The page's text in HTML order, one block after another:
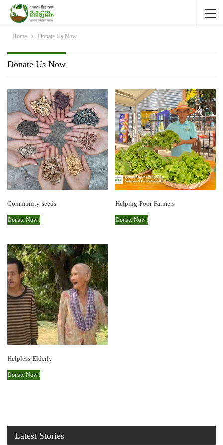
Home Donate Us Now
Donate Us Now
Community seeds
Donate Now!
Helping Poor Farmers
Donate Now!
Helpless Elderly
Donate Now!
Latest Stories